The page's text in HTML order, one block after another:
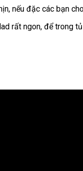
nếu đặc các bạn
rất ngon, để trong